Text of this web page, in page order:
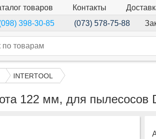
товаров Контакты
398-30-85 (073) 578-75-88
INTERTOOL
122 мм, для пылесосов